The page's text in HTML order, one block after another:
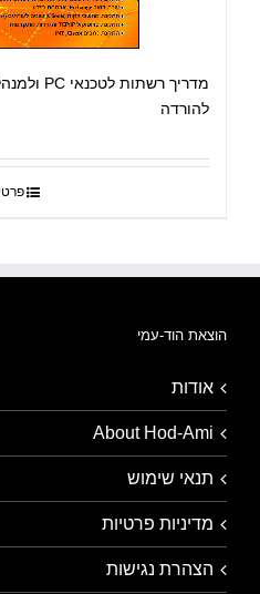
להורדה
הוצאת הוד-עמי
אודות
About Hod-Ami
תנאי שימוש
מדיניות פרטיות
הצהרת נגישות